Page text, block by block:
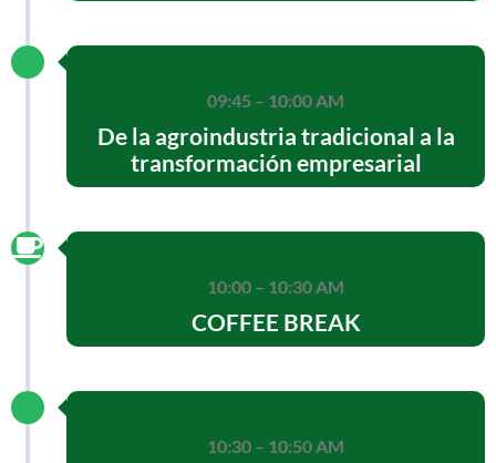
09:45 – 10:00 AM
De la agroindustria tradicional a la
transformación empresarial
10:00 – 10:30 AM
COFFEE BREAK
10:30 – 10:50 AM